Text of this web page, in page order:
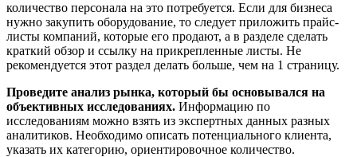
количество персонала на это потребуется. Если для бизнеса
нужно закупить оборудование, то следует приложить прайс-
листы компаний, которые его продают, а в разделе сделать
краткий обзор и ссылку на прикрепленные листы. Не
рекомендуется этот раздел делать больше, чем на 1 страницу.
Проведите анализ рынка, который бы основывался на
объективных исследованиях. Информацию по
исследованиям можно взять из экспертных данных разных
аналитиков. Необходимо описать потенциального клиента,
указать их категорию, ориентировочное количество.